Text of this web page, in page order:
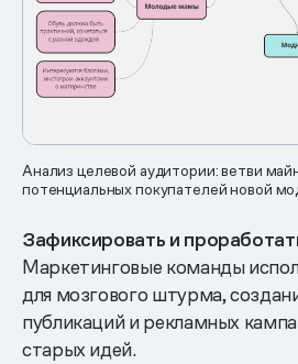
Анализ целевой аудитории: ветви
потенциальных покупателей новой
Зафиксировать и
Маркетинговые команды
для мозгового штурма,
публикаций и рекламных
старых идей.